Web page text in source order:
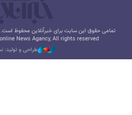
تمامی حقوق این سایت برای خبرآنلاین محفوظ است.
News Agancy, All rights reserved
طراحی و تولید: